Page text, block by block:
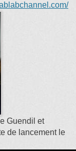
Guendil et
de lancement le